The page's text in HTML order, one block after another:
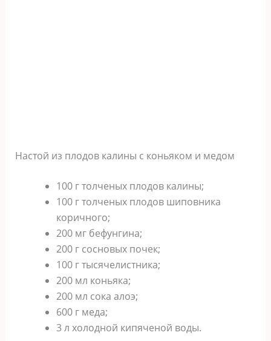
Настой из плодов калины с коньяком и медом
100 г толченых плодов калины;
100 г толченых плодов шиповника
коричного;
200 мг бефунгина;
200 г сосновых почек;
100 г тысячелистника;
200 мл коньяка;
200 мл сока алоэ;
600 г меда;
3 л холодной кипяченой воды.